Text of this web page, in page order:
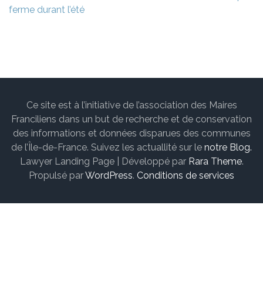
ferme durant l’été
Ce site est à l’initiative de l’association des Maires
Franciliens dans un but de recherche et de conservation
des informations et données disparues des communes
de l’Île-de-France. Suivez les actuallité sur le notre Blog.
Lawyer Landing Page | Développé par Rara Theme.
Propulsé parWordPress. Conditions de services